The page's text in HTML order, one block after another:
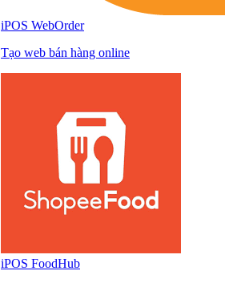
iPOS WebOrder
Tạo web bán hàng online
iPOS FoodHub